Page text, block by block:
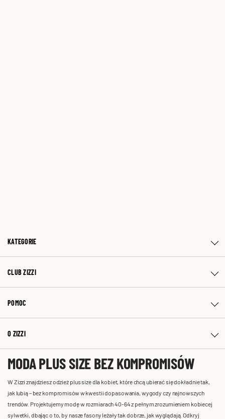
KATEGORIE
CLUB ZIZZI
POMOC
O ZIZZI
MODA PLUS SIZE BEZ KOMPROMISÓW
W Zizzi znajdziesz odzież plus size dla kobiet, które chcą ubierać się dokładnie tak,
jak lubią – bez kompromisów w kwestii dopasowania, wygody czy najnowszych
trendów. Projektujemy modę w rozmiarach 40-64 z pełnym zrozumieniem kobiecej
sylwetki, dbając o to, by nasze fasony leżały tak dobrze, jak wyglądają. Odkryj